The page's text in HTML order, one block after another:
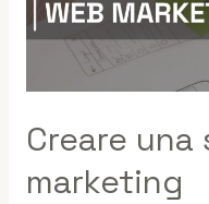
Creare
marketing